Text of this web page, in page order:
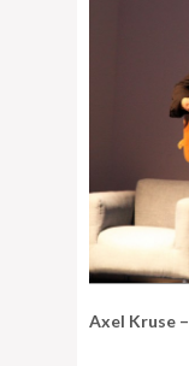
Axel Kruse